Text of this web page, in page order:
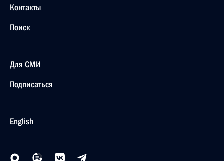
Контакты
Поиск
Для СМИ
Подписаться
English